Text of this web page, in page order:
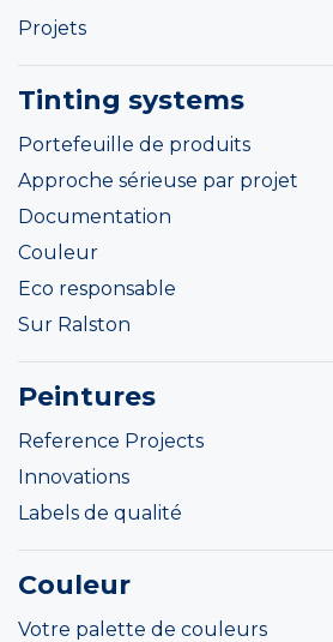
Projets
Tinting systems
Portefeuille de produits
Approche sérieuse par projet
Documentation
Couleur
Eco responsable
Sur Ralston
Peintures
Reference Projects
Innovations
Labels de qualité
Couleur
Votre palette de couleurs